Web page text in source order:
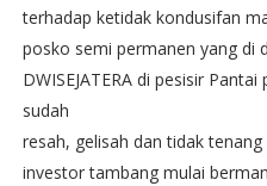
terhadap ketidak kondusifan
posko semi permanen yang di
DWISEJATERA di pesisir
sudah
resah, gelisah dan tidak
investor tambang mulai